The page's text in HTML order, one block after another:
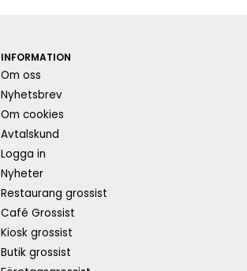
INFORMATION
Om oss
Nyhetsbrev
Om cookies
Avtalskund
Logga in
Nyheter
Restaurang grossist
Café Grossist
Kiosk grossist
Butik grossist